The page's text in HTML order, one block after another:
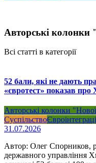
Авторські
Всі статті в категорії
52 бали, які не дають
«євротест» показав
Авторські колонки
Суспільство
31.07.2026
Автор: Олег Спорников,
державного управління